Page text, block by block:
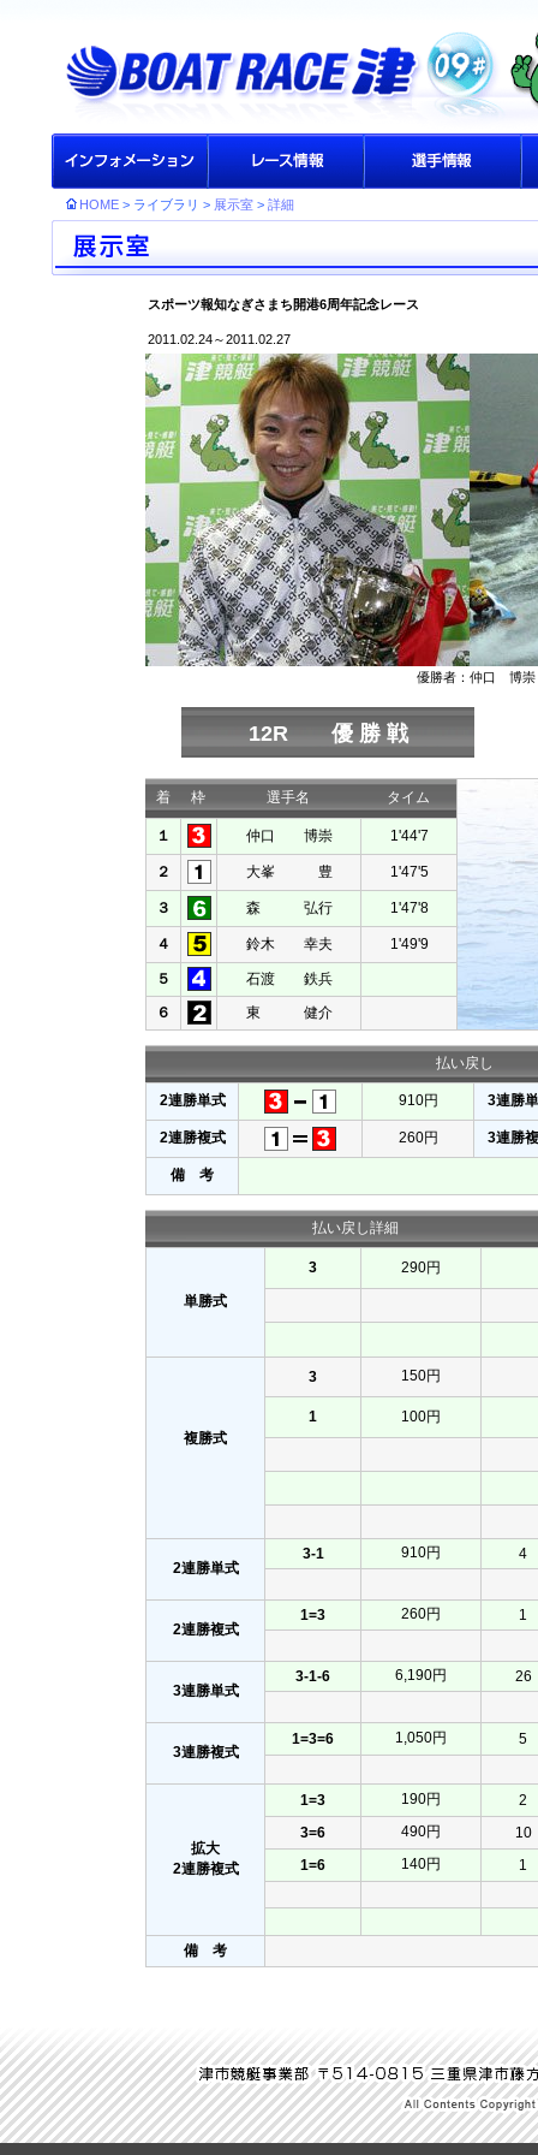
HOME > ライブラリ > 展示室 > 詳細
スポーツ報知なぎさまち開港6周年記念レース
2011.02.24～2011.02.27
優勝者：仲口 博崇
12R 優 勝 戦
着 枠 選手名 タイム
１ 仲口 博崇 1'44'7
２ 大峯 豊 1'47'5
３ 森 弘行 1'47'8
４ 鈴木 幸夫 1'49'9
５
石渡 鉄兵
６
東 健介
払い戻し
2連勝単式 910円 3連勝
2連勝複式 260円 3連勝
備 考
払い戻し詳細
単勝式
3 290円
複勝式
3 150円
1 100円
2連勝単式
3-1 910円 4
2連勝複式
1=3 260円 1
3連勝単式
3-1-6 6,190円 26
3連勝複式
1=3=6 1,050円 5
拡大
2連勝複式
1=3 190円
2
3=6
490円
10
1=6
140円 1
備 考